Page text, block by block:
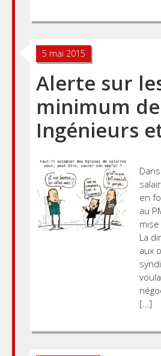
5 mai 2015
Alerte sur
minimum
Ingénieurs
en
au
La
aux
[…]